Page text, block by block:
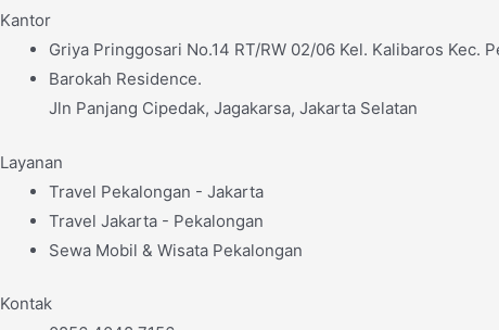
Kantor
Griya Pringgosari No.14 RT/RW 02/06 Kel. Kalibaros Kec.
Barokah Residence.
Jln Panjang Cipedak, Jagakarsa, Jakarta Selatan
Layanan
Travel Pekalongan - Jakarta
Travel Jakarta - Pekalongan
Sewa Mobil & Wisata Pekalongan
Kontak